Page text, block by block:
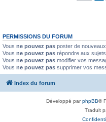
PERMISSIONS DU FORUM
Vous ne pouvez pas poster de
Vous ne pouvez pas répondre aux sujets
Vous ne pouvez pas modifier vos
Vous ne pouvez pas supprimer vos
Index du forum
Développé parphpBB®
Traduit